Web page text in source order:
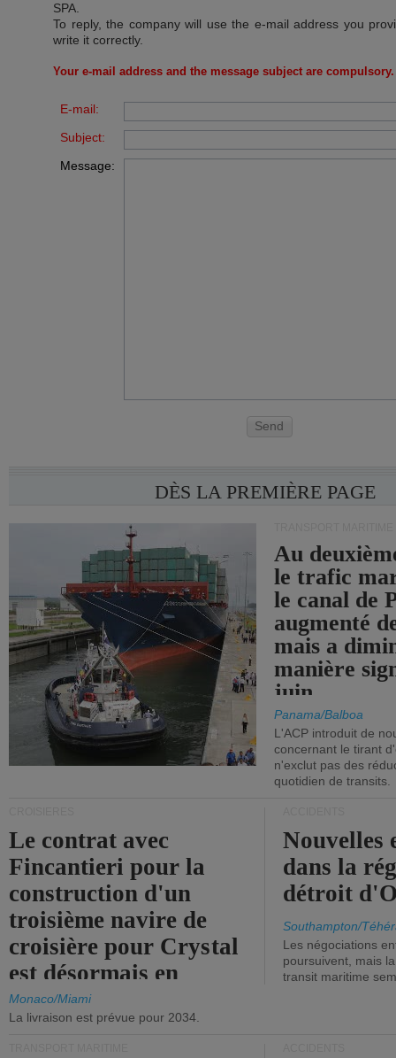
SPA
To reply, the company will use the e-mail address you
write it correctly.
Your e-mail address and the message subject are compulsory.
E-mail:
Subject:
Message:
Send
DÈS LA PREMIÈRE PAGE
Au
le trafic
le canal de
augmenté
mais a
manière
juin.
Panama/Balboa
L'ACP introduit de
concernant le tirant
n'exclut pas des
quotidien de transits.
Le contrat avec
Fincantieri pour la
construction d'un
troisième navire de
croisière pour Crystal
est désormais en
vigueur.
Monaco/Miami
La livraison est prévue pour 2034.
Nouvelles
dans la
détroit
Southampton/
Les négociations
poursuivent, mais
transit maritime